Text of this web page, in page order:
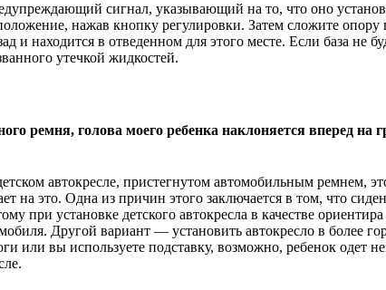
сигнал, указывающий на то, что оно
нажав кнопку регулировки. Затем сложите
и находится в отведенном для этого месте. Если база не
утечкой жидкостей.
ремня, голова моего ребенка наклоняется вперед на
автокресле, пристегнутом автомобильным ремнем,
на это. Одна из причин этого заключается в том, что
при установке детского автокресла в качестве
Другой вариант — установить автокресло в более
или вы используете подставку, возможно, ребенок